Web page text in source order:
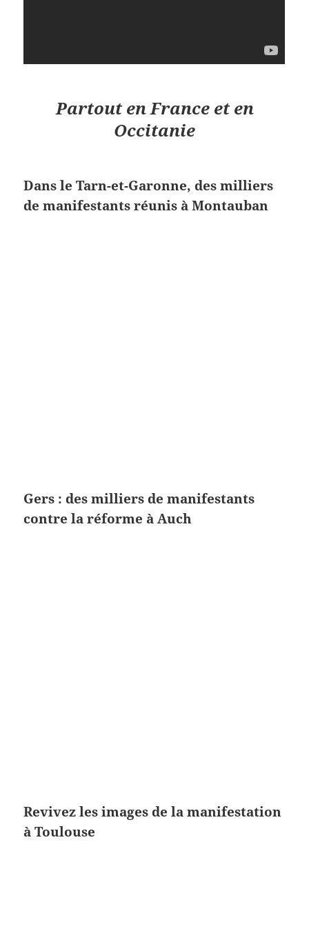
Partout en France et en
Occitanie
Dans le Tarn-et-Garonne, des milliers
de manifestants réunis à Montauban
Gers : des milliers de manifestants
contre la réforme à Auch
Revivez les images de la manifestation
à Toulouse